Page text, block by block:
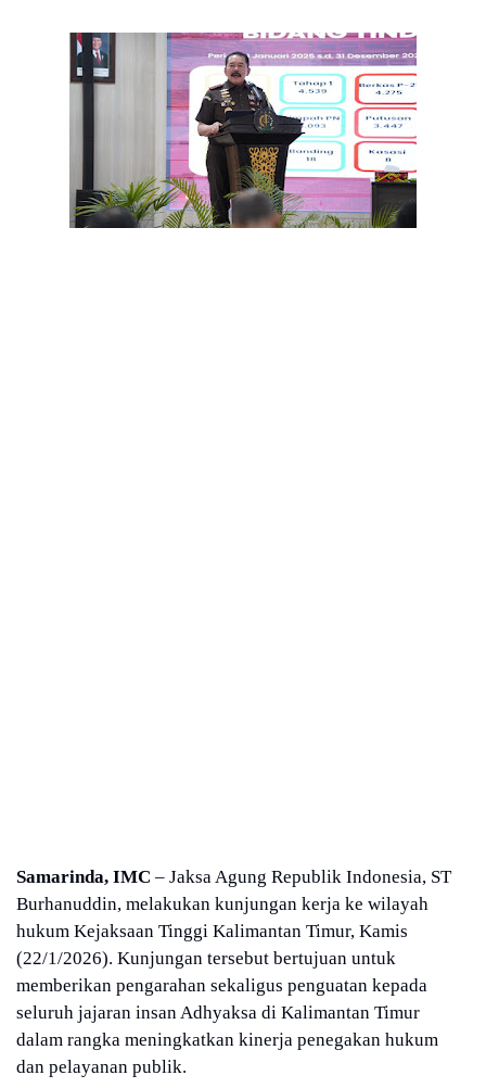
Samarinda, IMC – Jaksa Agung Republik Indonesia, ST
Burhanuddin, melakukan kunjungan kerja ke wilayah
hukum Kejaksaan Tinggi Kalimantan Timur, Kamis
(22/1/2026). Kunjungan tersebut bertujuan untuk
memberikan pengarahan sekaligus penguatan kepada
seluruh jajaran insan Adhyaksa di Kalimantan Timur
dalam rangka meningkatkan kinerja penegakan hukum
dan pelayanan publik.